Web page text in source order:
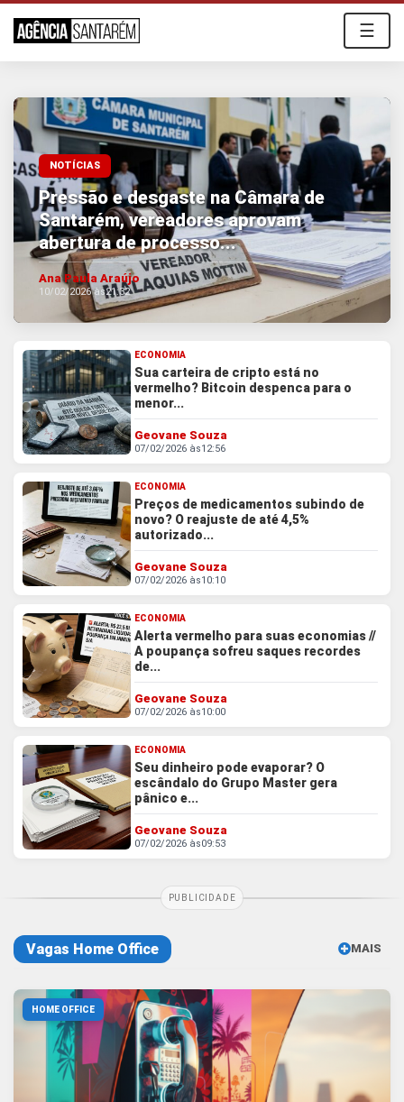
O Emprego dos Sonhos - Vagas Home
☰
NOTÍCIAS
Pressão e desgaste na Câmara de
Santarém, vereadores aprovam
abertura de processo...
Ana Paula Araújo
10/02/2026 às21:32
ECONOMIA
Sua carteira de cripto está no
vermelho? Bitcoin despenca para o
menor...
Geovane Souza
07/02/2026 às12:56
ECONOMIA
Preços de medicamentos subindo de
novo? O reajuste de até 4,5%
autorizado...
Geovane Souza
07/02/2026 às10:10
ECONOMIA
Alerta vermelho para suas economias //
A poupança sofreu saques recordes
de...
Geovane Souza
07/02/2026 às10:00
ECONOMIA
Seu dinheiro pode evaporar? O
escândalo do Grupo Master gera
pânico e...
Geovane Souza
07/02/2026 às09:53
PUBLICIDADE
Vagas Home Office MAIS
EM VAGAS
HOME OFFICE